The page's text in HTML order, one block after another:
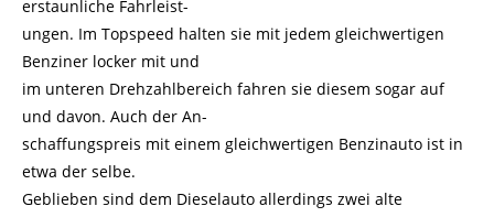
erstaunliche Fahrleist-
ungen. Im Topspeed halten sie mit jedem gleichwertigen
Benziner locker mit und
im unteren Drehzahlbereich fahren sie diesem sogar auf
und davon. Auch der An-
schaffungspreis mit einem gleichwertigen Benzinauto ist in
etwa der selbe.
Geblieben sind dem Dieselauto allerdings zwei alte